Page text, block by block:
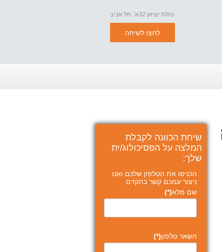
נחלת יצחק 32א', תל אביב
לחצו לשיחה
שיחת הכוונה לקבלת
המלצה על הפסיכולוג/ית
שלך:
הכניסו את הטלפון שלכם ואנו
ניצור עמכם קשר בהקדם
שם מלא(*)
השאר טלפון(*)